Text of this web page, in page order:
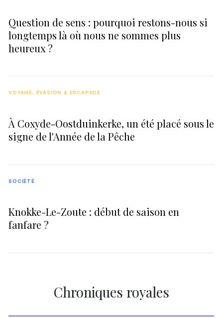
Question de sens : pourquoi restons-nous si
longtemps là où nous ne sommes plus
heureux ?
À Coxyde-Oostduinkerke, un été placé sous le
signe de l'Année de la Pêche
VOYAGE, ÉVASION & ESCAPADE
Knokke-Le-Zoute : début de saison en
fanfare ?
SOCIÉTÉ
Chroniques royales